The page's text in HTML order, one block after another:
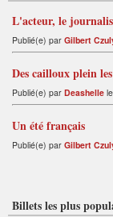
L'acteur, le
Publié(e) par Gilbert
Des cailloux plein
Publié(e) par Deashelle
Un été français
Publié(e) par Gilbert
Billets les plus